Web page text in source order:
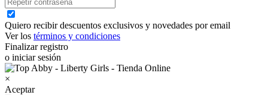
Quiero recibir descuentos exclusivos y novedades por email
Ver los términos y condiciones
Finalizar registro
o iniciar sesión
×
Aceptar